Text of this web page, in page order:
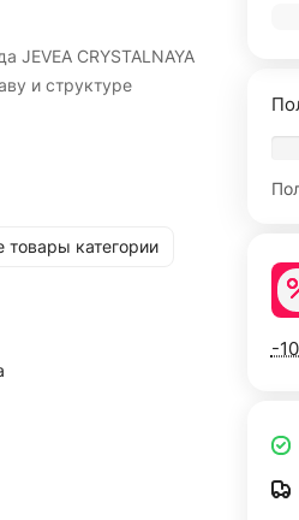
JEVEA CRYSTALNAYA
и структуре
товары категории
-